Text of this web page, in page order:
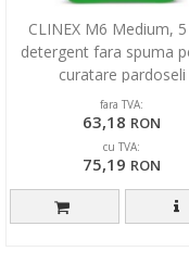
CLINEX M6 Medium,
detergent fara spuma
curatare pardoseli
fara TVA:
63,18 RON
cu TVA:
75,19 RON